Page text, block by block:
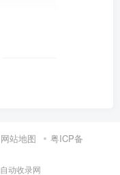
网站地图
粤ICP备
自动收录网